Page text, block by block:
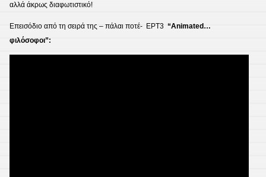
αλλά άκρως διαφωτιστικό!
Επεισόδιο από τη σειρά της – πάλαι ποτέ- ΕΡΤ3 “Animated…
φιλόσοφοι”: